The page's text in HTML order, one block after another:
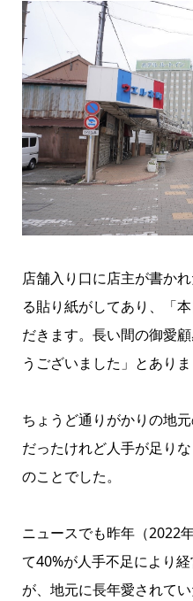
店舗入り口に店主が書か
る貼り紙がしてあり、「
だきます。長い間の御愛
うございました」とありま
ちょうど通りがかりの地
だったけれど人手が足り
のことでした。
ニュースでも昨年（2022
て40%が人手不足により
が、地元に長年愛されて